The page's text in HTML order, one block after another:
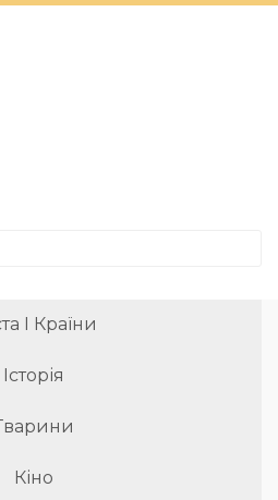
І Країни
Історія
Кіно